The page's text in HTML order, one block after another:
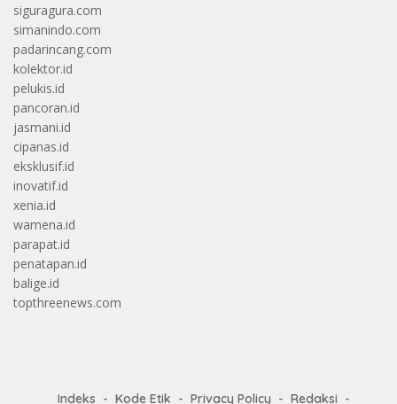
siguragura.com
simanindo.com
padarincang.com
kolektor.id
pelukis.id
pancoran.id
jasmani.id
cipanas.id
eksklusif.id
inovatif.id
xenia.id
wamena.id
parapat.id
penatapan.id
balige.id
topthreenews.com
Indeks Kode Etik Privacy Policy Redaksi